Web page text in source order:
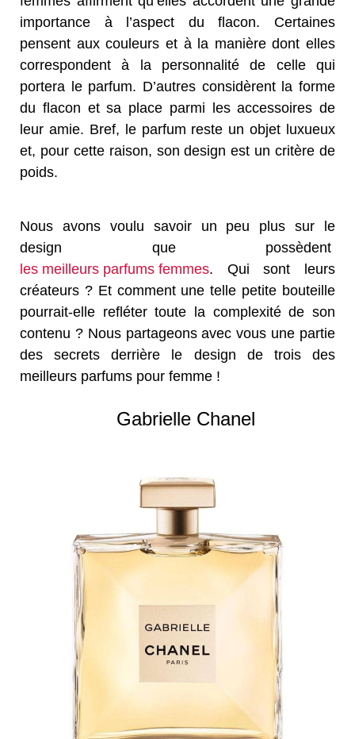
importance à l’aspect du flacon. Certaines
pensent aux couleurs et à la manière dont elles
correspondent à la personnalité de celle qui
portera le parfum. D’autres considèrent la forme
du flacon et sa place parmi les accessoires de
leur amie. Bref, le parfum reste un objet luxueux
et, pour cette raison, son design est un critère de
poids.
Nous avons voulu savoir un peu plus sur le
design que possèdent
les meilleurs parfums femmes. Qui sont leurs
créateurs ? Et comment une telle petite bouteille
pourrait-elle refléter toute la complexité de son
contenu ? Nous partageons avec vous une partie
des secrets derrière le design de trois des
meilleurs parfums pour femme !
Gabrielle Chanel